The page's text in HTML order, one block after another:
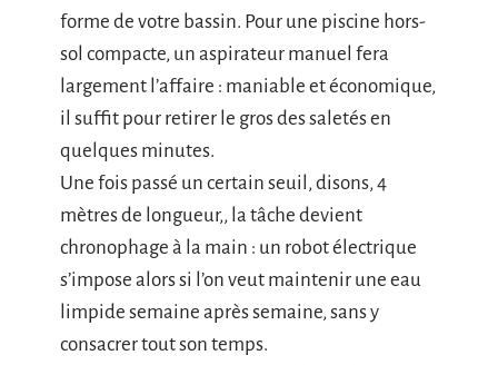
forme de votre bassin. Pour une piscine hors-
sol compacte, un aspirateur manuel fera
largement l’affaire : maniable et économique,
il suffit pour retirer le gros des saletés en
quelques minutes.
Une fois passé un certain seuil, disons, 4
mètres de longueur,, la tâche devient
chronophage à la main : un robot électrique
s’impose alors si l’on veut maintenir une eau
limpide semaine après semaine, sans y
consacrer tout son temps.